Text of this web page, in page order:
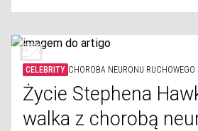
CELEBRITY CHOROBA NEURONU RUCHOWEGO
Życie Stephena
walka z chorobą